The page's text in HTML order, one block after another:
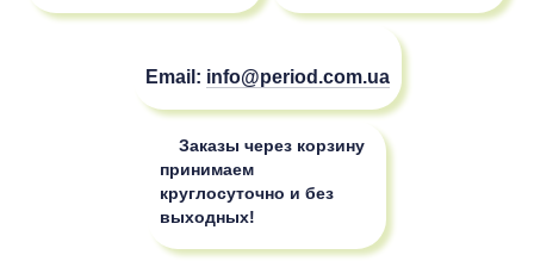
Email: info@period.com.ua
Заказы через корзину
принимаем
круглосуточно и без
выходных!